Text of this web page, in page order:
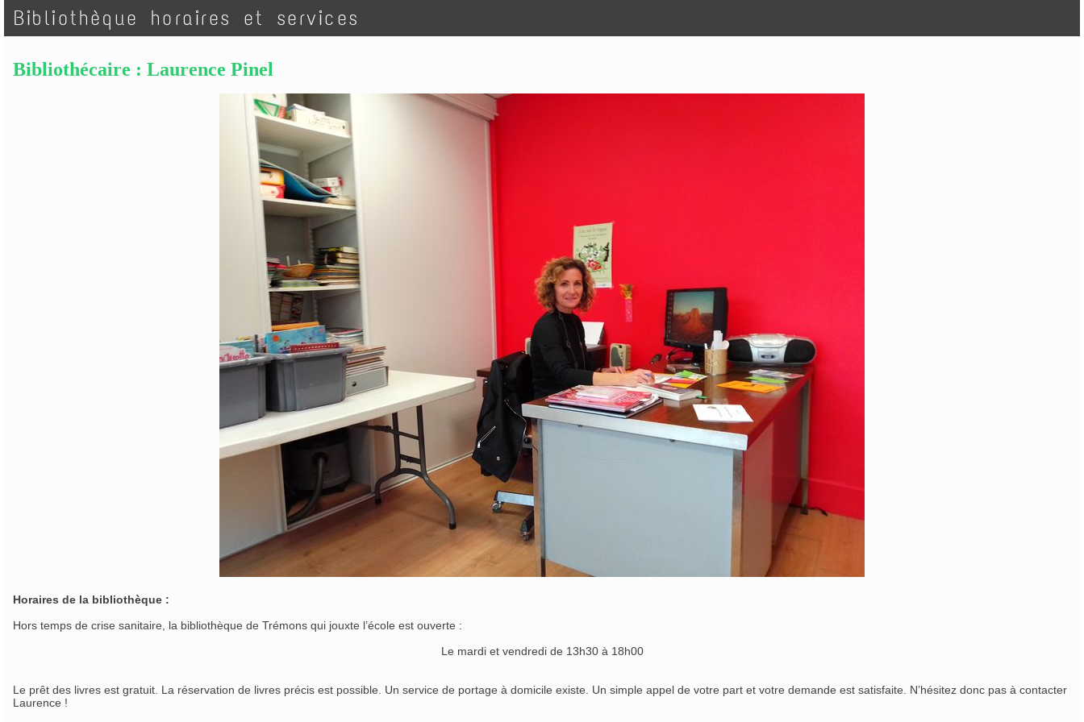
Bibliothèque horaires et services
Bibliothécaire : Laurence Pinel
Horaires de la bibliothèque :
Hors temps de crise sanitaire, la bibliothèque de Trémons qui jouxte l’école est ouverte :
Le mardi et vendredi de 13h30 à 18h00
Le prêt des livres est gratuit. La réservation de livres précis est possible. Un service de portage à domicile existe. Un simple appel de votre part et votre demande est satisfaite. N’hésitez donc pas à contacter
Laurence !